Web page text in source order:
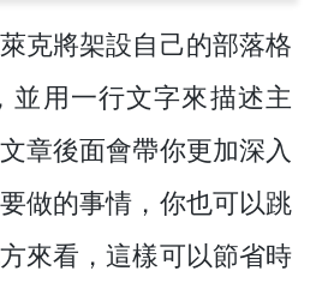
克將架設自己的部落格
並用一行文字來描述主
章後面會帶你更加深入
做的事情，你也可以跳
來看，這樣可以節省時